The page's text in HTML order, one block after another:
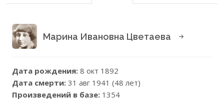
Марина Ивановна Цветаева
Дата рождения: 8 окт 1892
Дата смерти: 31 авг 1941 (48 лет)
Произведений в базе: 1354